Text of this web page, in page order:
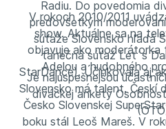
Radiu. Do povedomia
predovšetkým
súťaže Slovensko hľadá
tanečná súťaž Let´s
StarDance). Účinkovala aj
Slovensko má talent. Českí
Česko Slovenskej
boku stál Leoš Mareš. V
V rokoch 2010/2011
show. Aktuálne sa na
objavuje ako moderátorka
Adelou a hudobného
Je najúspešnejšou
diváckej ankety